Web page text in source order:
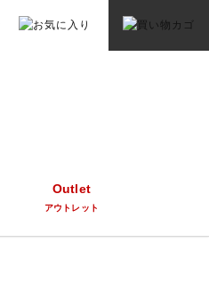
Outlet
アウトレット